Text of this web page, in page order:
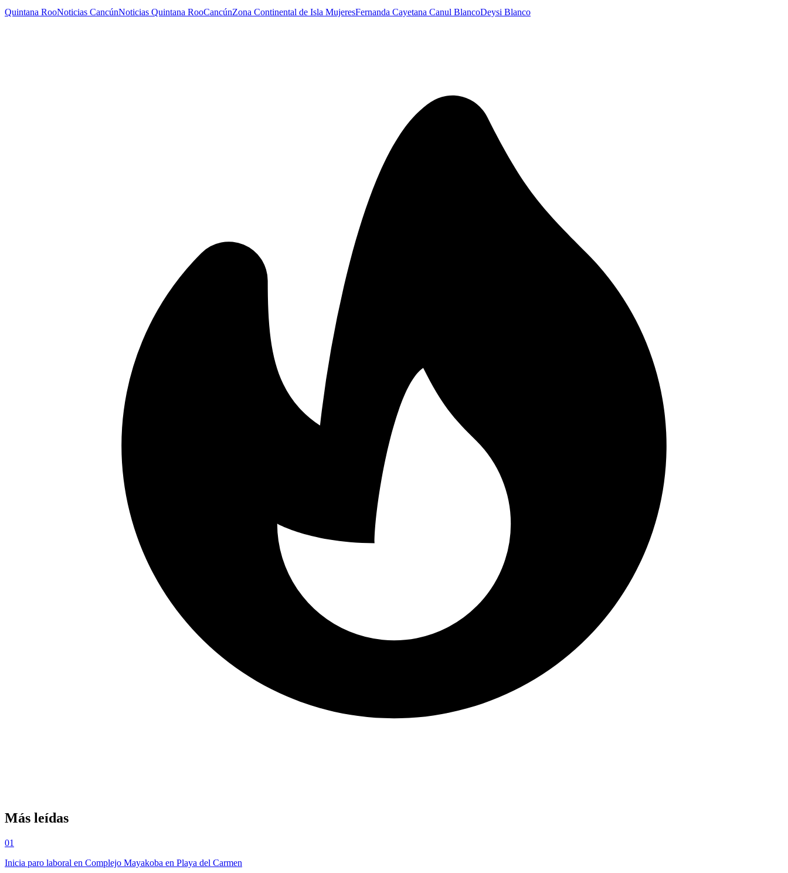
Quintana RooNoticias CancúnNoticias Quintana RooCancúnZona Continental de Isla MujeresFernanda Cayetana Canul BlancoDeysi Blanco
Más leídas
01
Inicia paro laboral en Complejo Mayakoba en Playa del Carmen